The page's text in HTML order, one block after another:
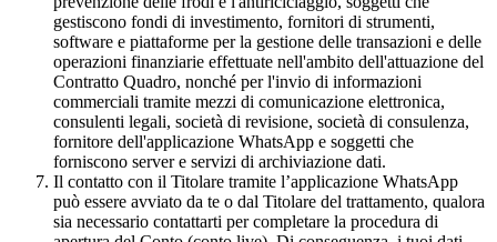
gestiscono fondi di investimento, fornitori di strumenti,
software e piattaforme per la gestione delle transazioni e delle
operazioni finanziarie effettuate nell'ambito dell'attuazione del
Contratto Quadro, nonché per l'invio di informazioni
commerciali tramite mezzi di comunicazione elettronica,
consulenti legali, società di revisione, società di consulenza,
fornitore dell'applicazione WhatsApp e soggetti che
forniscono server e servizi di archiviazione dati.
Il contatto con il Titolare tramite l’applicazione WhatsApp
può essere avviato da te o dal Titolare del trattamento, qualora
sia necessario contattarti per completare la procedura di